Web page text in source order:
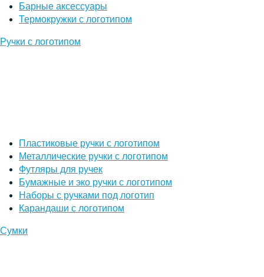
Барные аксессуары
Термокружки с логотипом
Ручки с логотипом
Пластиковые ручки с логотипом
Металлические ручки с логотипом
Футляры для ручек
Бумажные и эко ручки с логотипом
Наборы с ручками под логотип
Карандаши с логотипом
Сумки